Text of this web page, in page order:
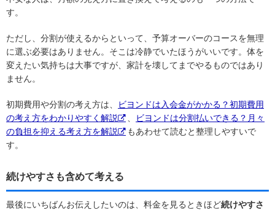
す。
ただし、分割が使えるからといって、予算オーバーのコースを無理
に選ぶ必要はありません。そこは冷静でいたほうがいいです。体を
変えたい気持ちは大事ですが、家計を壊してまでやるものではあり
ません。
初期費用や分割の考え方は、
ビヨンドは入会金がかかる？初期費用
の考え方をわかりやすく解説
ビヨンドは分割払いできる？月々
の負担を抑える考え方を解説
もあわせて読むと整理しやすいで
す。
続けやすさも含めて考える
最後にいちばんお伝えしたいのは、料金を見るときほど続けやすさ